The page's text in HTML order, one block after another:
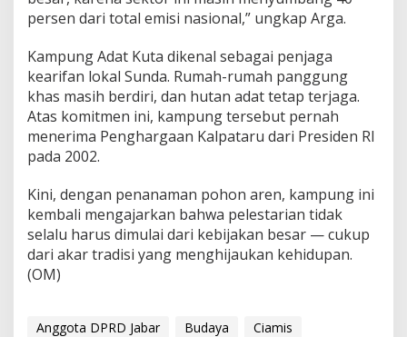
persen dari total emisi nasional,” ungkap Arga.
Kampung Adat Kuta dikenal sebagai penjaga
kearifan lokal Sunda. Rumah-rumah panggung
khas masih berdiri, dan hutan adat tetap terjaga.
Atas komitmen ini, kampung tersebut pernah
menerima Penghargaan Kalpataru dari Presiden RI
pada 2002.
Kini, dengan penanaman pohon aren, kampung ini
kembali mengajarkan bahwa pelestarian tidak
selalu harus dimulai dari kebijakan besar — cukup
dari akar tradisi yang menghijaukan kehidupan.
(OM)
Anggota DPRD Jabar Budaya
Ciamis